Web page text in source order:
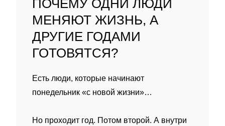
ПОЧЕМУ ОДНИ ЛЮДИ
МЕНЯЮТ ЖИЗНЬ, А
ДРУГИЕ ГОДАМИ
ГОТОВЯТСЯ?
Есть люди, которые начинают
понедельник «с новой жизни»…
Но проходит год. Потом второй. А внутри